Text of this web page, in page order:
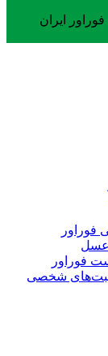
ایران
فوراور
عسل
فوراور
شخصی